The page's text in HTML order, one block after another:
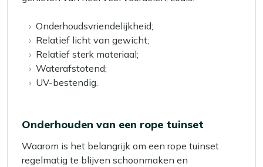
Onderhoudsvriendelijkheid;
Relatief licht van gewicht;
Relatief sterk materiaal;
Waterafstotend;
UV-bestendig.
Onderhouden van een rope tuinset
Waarom is het belangrijk om een rope tuinset
regelmatig te blijven schoonmaken en